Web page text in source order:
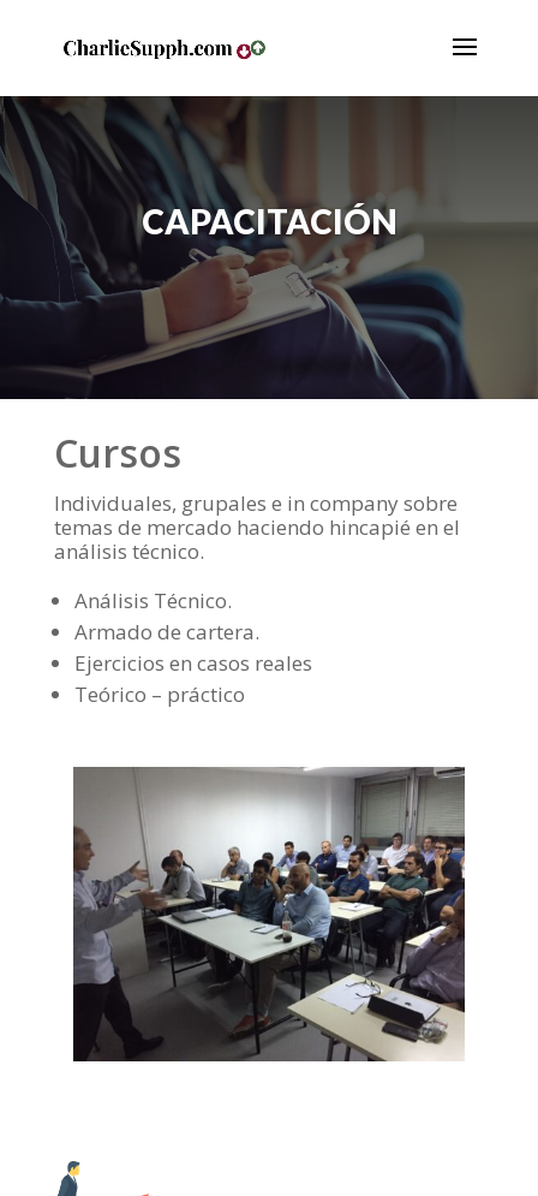
CAPACITACIÓN
Cursos
Individuales, grupales e in company sobre
temas de mercado haciendo hincapié en el
análisis técnico.
Análisis Técnico.
Armado de cartera.
Ejercicios en casos reales
Teórico – práctico